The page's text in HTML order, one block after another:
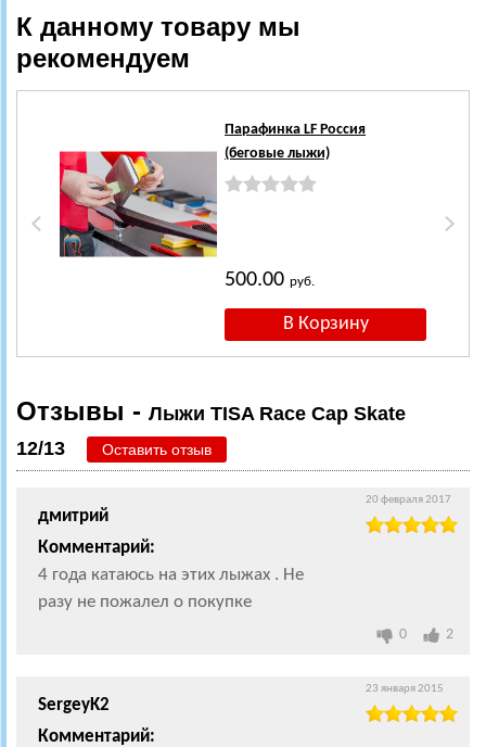
К данному товару мы
рекомендуем
Парафинка LF Россия
(беговые лыжи)
500.00руб.
Отзывы - Лыжи TISA Race Cap Skate
12/13
Оставить отзыв
дмитрий
Комментарий:
4 года катаюсь на этих лыжах . Не
разу не пожалел о покупке
20 февраля 2017
0 2
SergeyK2
Комментарий:
23 января 2015